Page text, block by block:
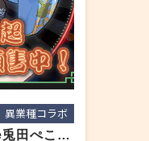
異業種コラボ
京都念慈菴 x hololive兎田ぺこら「護声符」コラボついに登場！